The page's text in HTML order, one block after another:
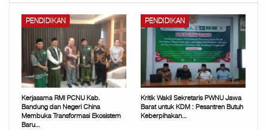
PENDIDIKAN
Kerjasama RMI PCNU Kab.
Bandung dan Negeri China
Membuka Transformasi Ekosistem
Baru…
PENDIDIKAN
Kritik Wakil Sekretaris PWNU Jawa
Barat untuk KDM : Pesantren Butuh
Keberpihakan…